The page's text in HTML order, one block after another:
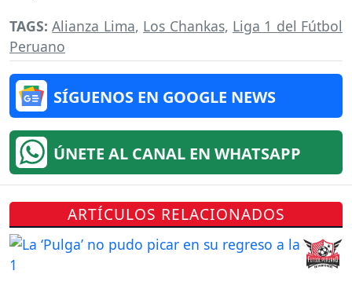
TAGS:Alianza Lima, Los Chankas, Liga 1 del Fútbol
Peruano
SÍGUENOS EN GOOGLE NEWS
ÚNETE AL CANAL EN WHATSAPP
ARTÍCULOS RELACIONADOS